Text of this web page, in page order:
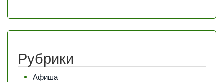
Рубрики
Афиша